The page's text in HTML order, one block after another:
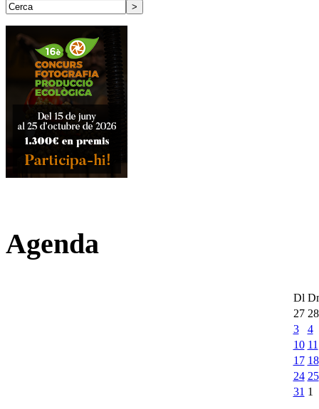
Agenda
Dl
27 28
3
4
10 11
17 18
24 25
31 1